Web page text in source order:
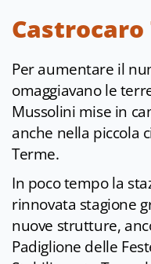
Castrocaro
Per aumentare il
omaggiavano le
Mussolini mise in
anche nella piccola
Terme.
In poco tempo la
rinnovata stagione
nuove strutture,
Padiglione delle